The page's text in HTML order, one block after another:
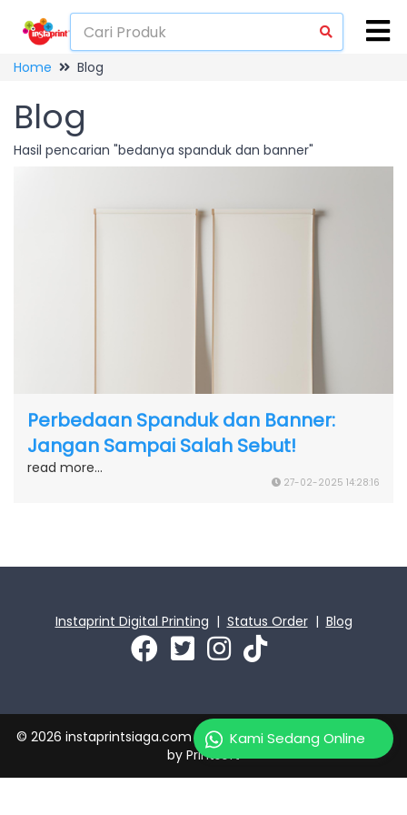
Home Blog
Blog
Hasil pencarian "bedanya spanduk dan banner"
Perbedaan Spanduk dan Banner:
Jangan Sampai Salah Sebut!
read more...
27-02-2025 14:28:16
Instaprint Digital Printing | Status Order| Blog
Kami Sedang Online
© 2026 instaprintsiaga.com | PT Instaprint Jaya Primatama
by Printsoft